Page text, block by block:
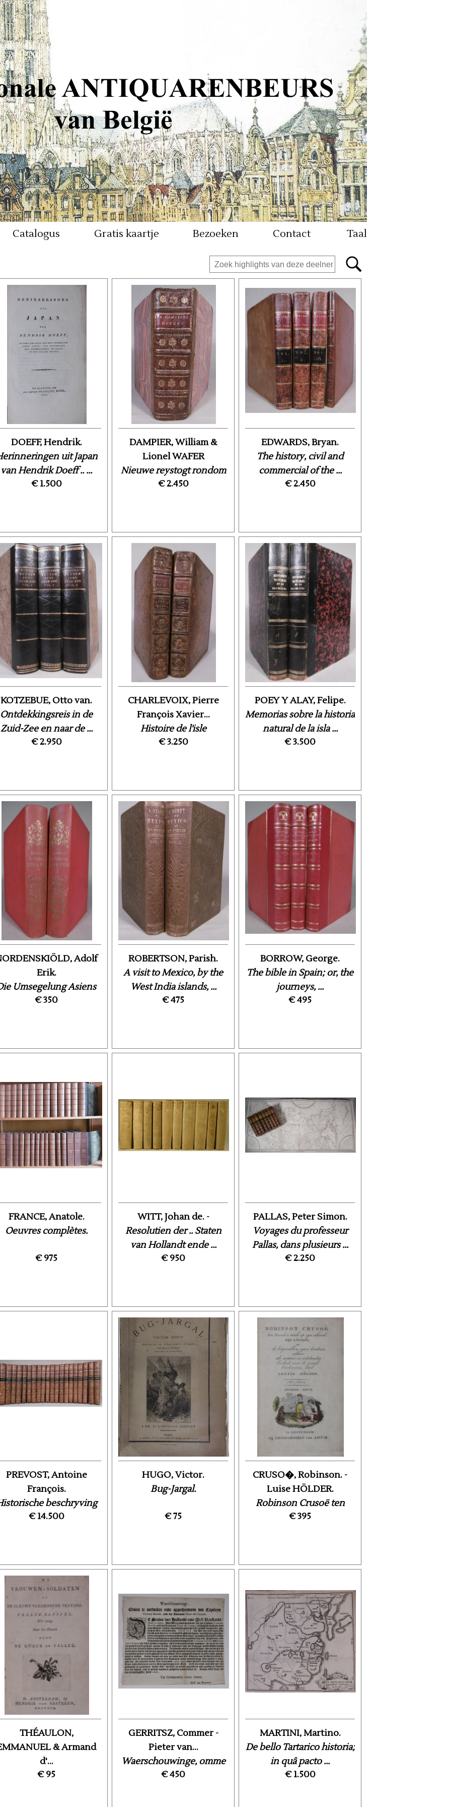
Catalogus Gratis kaartje Bezoeken Contact Taal
DOEFF, Hendrik.
uit Japan
van Hendrik Doeff .. ...
€ 1.500
DAMPIER, William &
Lionel WAFER
Nieuwe reystogt rondom
de wereld, waarin ...
€ 2.450
EDWARDS, Bryan.
The history, civil and
commercial of the ...
€ 2.450
KOTZEBUE, Otto van.
Ontdekkingsreis in de
Zuid-Zee en naar de ...
€ 2.950
CHARLEVOIX, Pierre
François Xavier...
Histoire de l'isle
Espagnole ou de S.
€ 3.250
POEY Y ALAY, Felipe.
Memorias sobre la historia
natural de la isla ...
€ 3.500
Adolf
Erik.
Umsegelung Asiens
Europas auf der Vega.
€ 350
ROBERTSON, Parish.
A visit to Mexico, by the
West India islands, ...
€ 475
BORROW, George.
The bible in Spain; or, the
journeys, ...
€ 495
FRANCE, Anatole.
Oeuvres complètes.
€ 975
WITT, Johan de. -
Resolutien der .. Staten
van Hollandt ende ...
€ 950
PALLAS, Peter Simon.
Voyages du professeur
Pallas, dans plusieurs ...
€ 2.250
PREVOST, Antoine
François.
beschryving
reizen of nieuwe en ...
€ 14.500
HUGO, Victor.
Bug-Jargal.
€ 75
CRUSO�, Robinson. -
Luise HÖLDER.
Robinson Crusoë ten
tweeden male op zijn ...
€ 395
THÉAULON,
& Armand
d'...
vrouwen-soldaten of
€ 95
GERRITSZ, Commer -
Pieter van...
Waerschouwinge, omme
te ontdecken ende ...
€ 450
MARTINI, Martino.
De bello Tartarico historia;
in quâ pacto ...
€ 1.500